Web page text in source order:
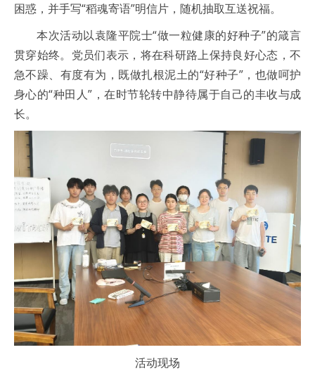
困惑，并手写“稻魂寄语”明信片，随机抽取互送祝福。
本次活动以袁隆平院士“做一粒健康的好种子”的箴言
贯穿始终。党员们表示，将在科研路上保持良好心态，不
急不躁、有度有为，既做扎根泥土的“好种子”，也做呵护
身心的“种田人”，在时节轮转中静待属于自己的丰收与成
长。
活动现场